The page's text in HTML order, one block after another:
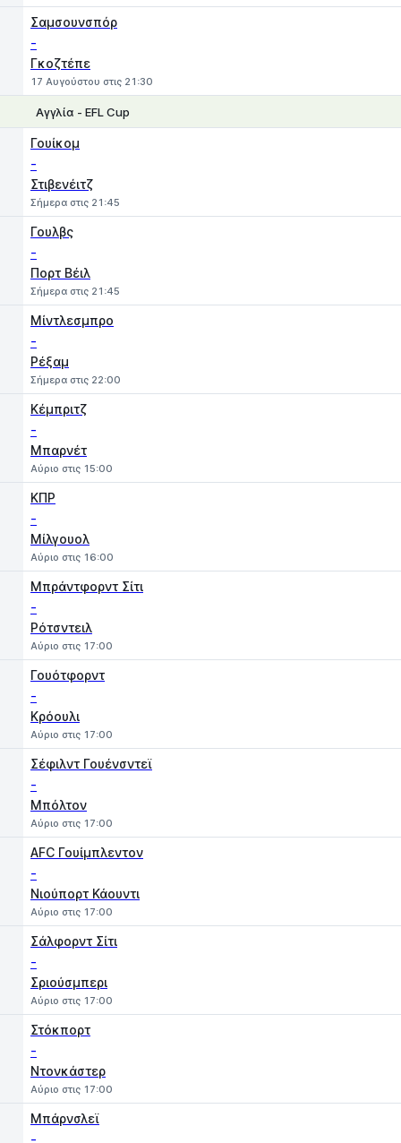
Σαμσουνσπόρ
-
Γκοζτέπε
17 Αυγούστου στις 21:30
Αγγλία - EFL Cup
Γουίκομ
-
Στιβενέιτζ
Σήμερα στις 21:45
Γουλβς
-
Πορτ Βέιλ
Σήμερα στις 21:45
Μίντλεσμπρο
-
Ρέξαμ
Σήμερα στις 22:00
Κέμπριτζ
-
Μπαρνέτ
Αύριο στις 15:00
ΚΠΡ
-
Μίλγουολ
Αύριο στις 16:00
Μπράντφορντ Σίτι
-
Ρότσντειλ
Αύριο στις 17:00
Γουότφορντ
-
Κρόουλι
Αύριο στις 17:00
Σέφιλντ Γουένσντεϊ
-
Μπόλτον
Αύριο στις 17:00
AFC Γουίμπλεντον
-
Νιούπορτ Κάουντι
Αύριο στις 17:00
Σάλφορντ Σίτι
-
Σριούσμπερι
Αύριο στις 17:00
Στόκπορτ
-
Ντονκάστερ
Αύριο στις 17:00
Μπάρνσλεϊ
-